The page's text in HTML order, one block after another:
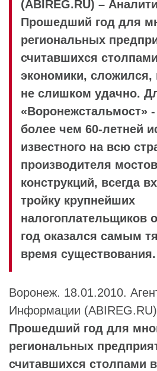
(ABIREG.RU) –
Прошедший год для
региональных
считавшихся
экономики, сложился,
не слишком удачно.
«Воронежстальмост»
более чем 60-летней
известного на всю
производителя
конструкций, всегда
тройку крупнейших
налогоплательщиков
год оказался самым
время существования.
Воронеж. 18.01.2010.
Информации
Прошедший год для
региональных
считавшихся столпами